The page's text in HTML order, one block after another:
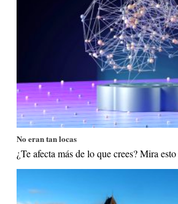
No eran tan locas
¿Te afecta más de lo que crees? Mira esto